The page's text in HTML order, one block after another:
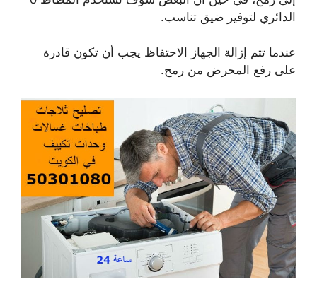
الدائري لتوفير ضيق تناسب.
عندما تتم إزالة الجهاز الاحتفاظ يجب أن تكون قادرة
على رفع المحرض من رمح.